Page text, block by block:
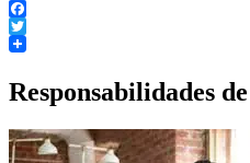
Facebook
Twitter
Responsabilidades